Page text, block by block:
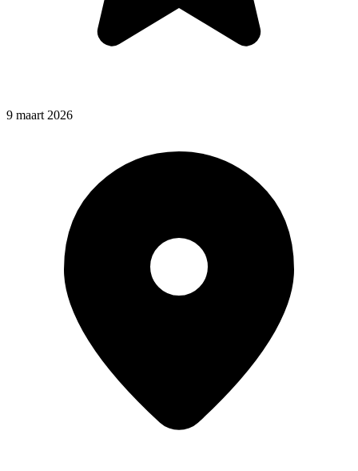
9 maart 2026